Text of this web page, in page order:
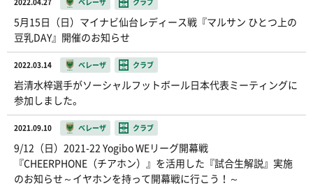
5月15日（日）マイナビ仙台レディース戦『マルサン ひとつ上の
豆乳DAY』開催のお知らせ
2022.03.14 ベレーザ クラブ
岩清水梓選手がソーシャルフットボール日本代表ミーティングに
参加しました。
2021.09.10 ベレーザ クラブ
9/12（日）2021-22 Yogibo WEリーグ開幕戦
『CHEERPHONE（チアホン）』を活用した『試合生解説』実施
のお知らせ～イヤホンを持って開幕戦に行こう！～